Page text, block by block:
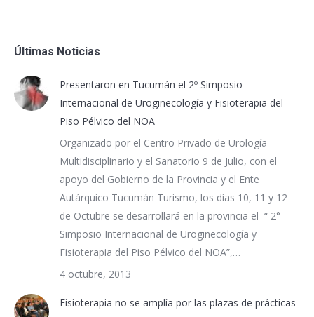
Últimas Noticias
Presentaron en Tucumán el 2º Simposio
Internacional de Uroginecología y Fisioterapia del
Piso Pélvico del NOA
Organizado por el Centro Privado de Urología
Multidisciplinario y el Sanatorio 9 de Julio, con el
apoyo del Gobierno de la Provincia y el Ente
Autárquico Tucumán Turismo, los días 10, 11 y 12
de Octubre se desarrollará en la provincia el “ 2°
Simposio Internacional de Uroginecología y
Fisioterapia del Piso Pélvico del NOA”,…
4 octubre, 2013
Fisioterapia no se amplía por las plazas de prácticas